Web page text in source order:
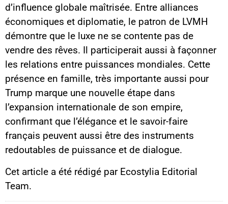
d’influence globale maîtrisée. Entre alliances
économiques et diplomatie, le patron de LVMH
démontre que le luxe ne se contente pas de
vendre des rêves. Il participerait aussi à façonner
les relations entre puissances mondiales. Cette
présence en famille, très importante aussi pour
Trump marque une nouvelle étape dans
l’expansion internationale de son empire,
confirmant que l’élégance et le savoir-faire
français peuvent aussi être des instruments
redoutables de puissance et de dialogue.
Cet article a été rédigé par Ecostylia Editorial
Team.